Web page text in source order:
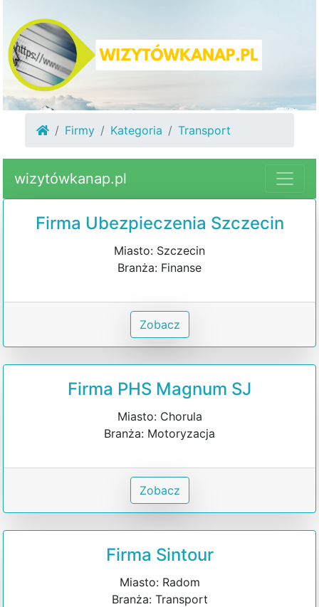
Firmy Kategoria Transport
wizytówkanap.pl
Firma Ubezpieczenia Szczecin
Miasto: Szczecin
Branża: Finanse
Zobacz
Firma PHS Magnum SJ
Miasto: Chorula
Branża: Motoryzacja
Zobacz
Firma Sintour
Miasto: Radom
Branża: Transport